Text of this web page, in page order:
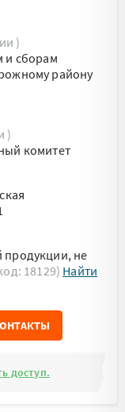
)
и сборам
району
)
комитет
продукции, не
18129) Найти
доступ.